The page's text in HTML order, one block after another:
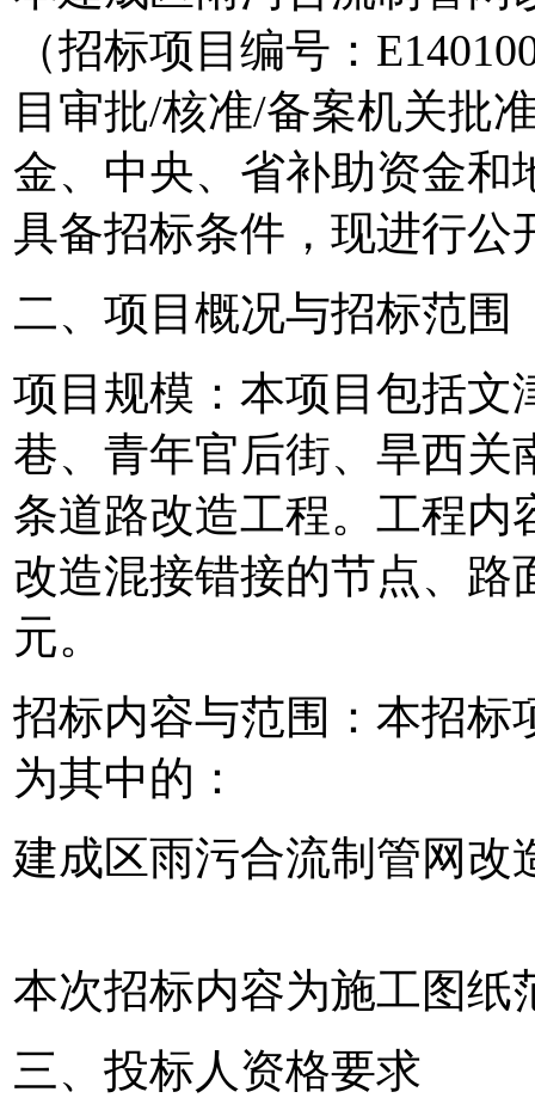
（招标项目编号：
目审批/核准/备案机关批
金、中央、省补助资金和
具备招标条件，现进行公
二、项目概况与招标范围
项目规模：本项目包括文
巷、青年官后街、旱西关
条道路改造工程。工程内
改造混接错接的节点、路
元。
招标内容与范围：本招标
为其中的：
建成区雨污合流制管网改
本次招标内容为施工图纸
三、投标人资格要求